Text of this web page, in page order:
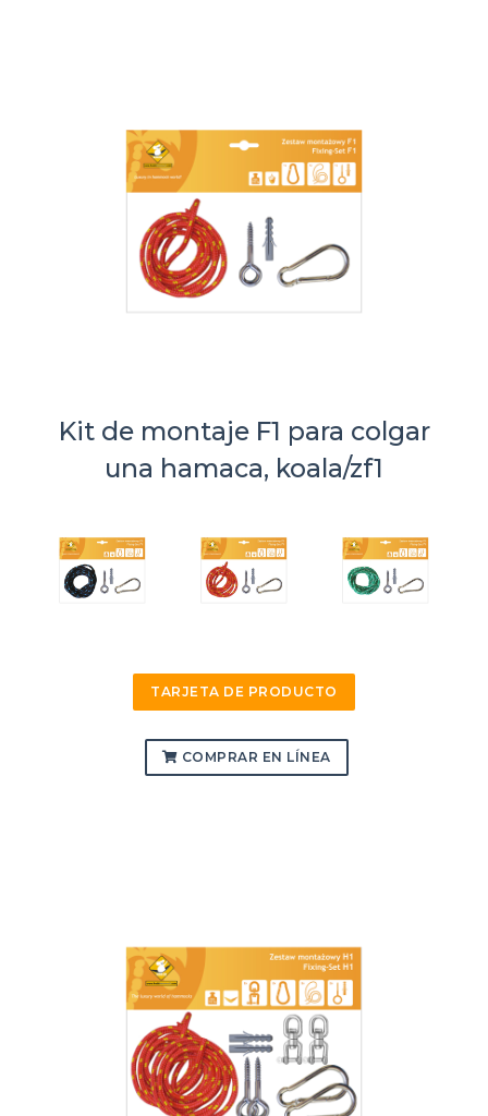
Kit de montaje F1 para colgar
una hamaca, koala/zf1
TARJETA DE PRODUCTO
COMPRAR EN LÍNEA